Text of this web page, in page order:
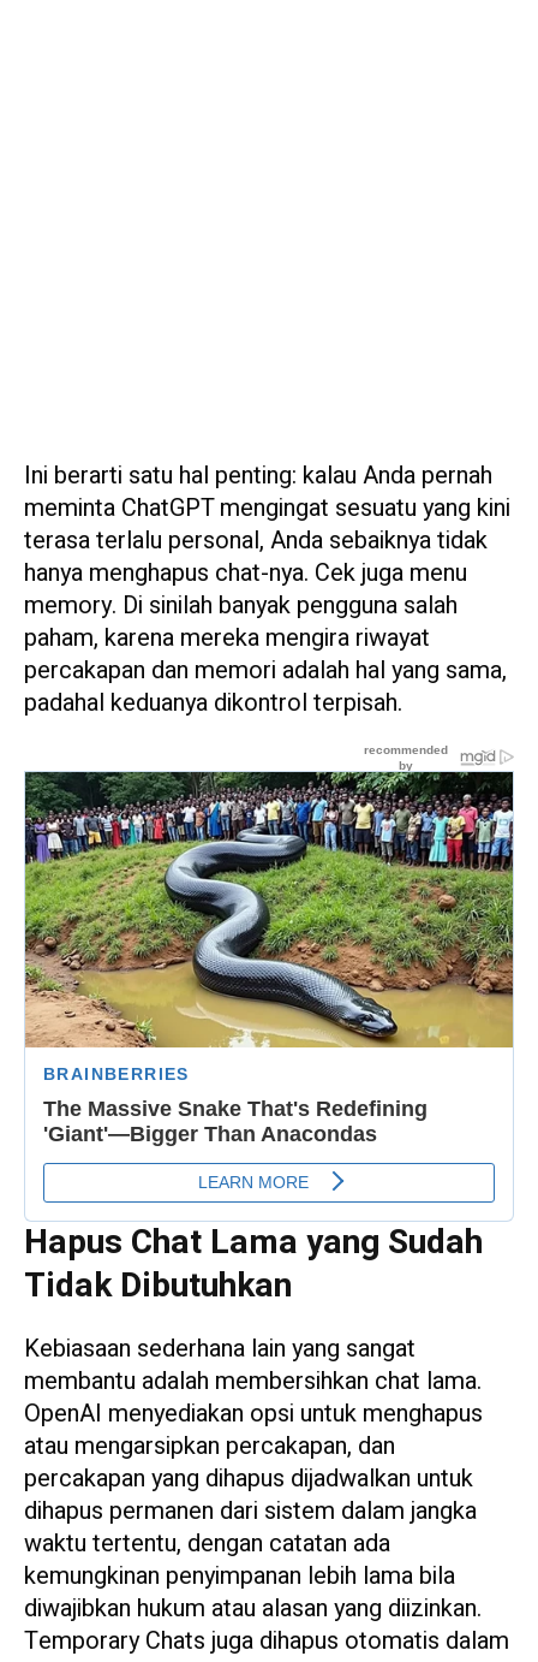
Ini berarti satu hal penting: kalau Anda pernah
meminta ChatGPT mengingat sesuatu yang kini
terasa terlalu personal, Anda sebaiknya tidak
hanya menghapus chat-nya. Cek juga menu
memory. Di sinilah banyak pengguna salah
paham, karena mereka mengira riwayat
percakapan dan memori adalah hal yang sama,
padahal keduanya dikontrol terpisah.
Hapus Chat Lama yang Sudah
Tidak Dibutuhkan
Kebiasaan sederhana lain yang sangat
membantu adalah membersihkan chat lama.
OpenAI menyediakan opsi untuk menghapus
atau mengarsipkan percakapan, dan
percakapan yang dihapus dijadwalkan untuk
dihapus permanen dari sistem dalam jangka
waktu tertentu, dengan catatan ada
kemungkinan penyimpanan lebih lama bila
diwajibkan hukum atau alasan yang diizinkan.
Temporary Chats juga dihapus otomatis dalam